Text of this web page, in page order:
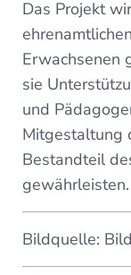
Das Projekt
Erwachsenen
sie
und
Mitgestaltung
Bestandteil
gewährleisten.
Bildquelle: